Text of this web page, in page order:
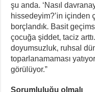
şu anda. ‘Nasıl
hissedeyim?’in içinden
borçlandık. Basit
çocuğa şiddet, taciz
doyumsuzluk, ruhsal
toparlanamaması
görülüyor.”
Sorumluluğu olmalı